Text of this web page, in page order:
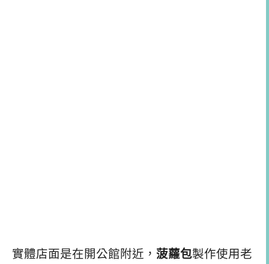
實體店面是在開公館附近， 菠蘿包製作使用老